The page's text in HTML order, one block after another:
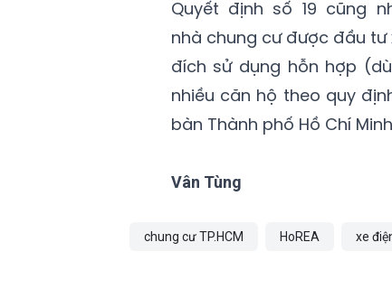
Quyết định số 19 cũng
nhà chung cư được đầu
đích sử dụng hỗn hợp
nhiều căn hộ theo quy
bàn Thành phố Hồ Chí
Vân Tùng
chung cư TP.HCM HoREA xe